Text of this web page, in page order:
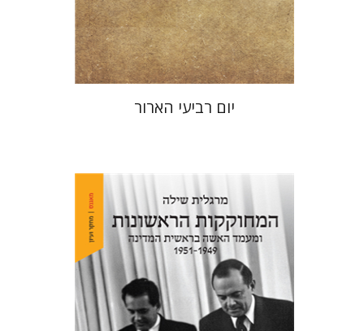
הנחת אתר ספר מודפס
$28
$25
יום רביעי הארור
מרגלית שילה